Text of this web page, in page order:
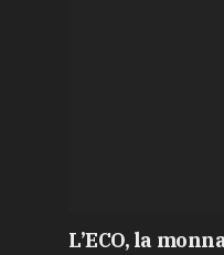
L’ECO, la